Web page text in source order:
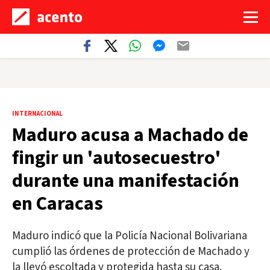
INTERNACIONAL
Maduro acusa a Machado de
fingir un 'autosecuestro'
durante una manifestación
en Caracas
Maduro indicó que la Policía Nacional Bolivariana
cumplió las órdenes de protección de Machado y